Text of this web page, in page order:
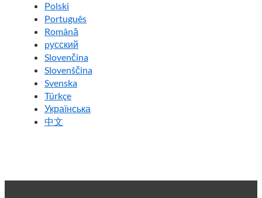
Polski
Português
Română
pусский
Slovenčina
Slovenščina
Svenska
Türkçe
Українська
中文